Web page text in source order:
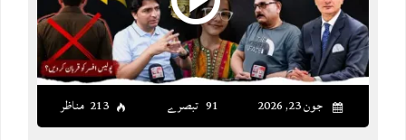
جون 23, 2026 91 تبصرے 213 مناظر